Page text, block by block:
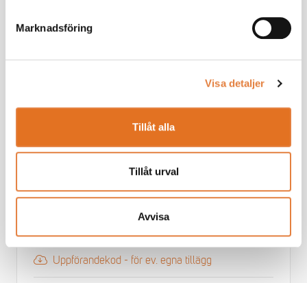
Marknadsföring
Visa detaljer
Tillåt alla
Tillåt urval
Avvisa
Avtal - Efterlevnad av Uppförandekod
Europeiska krav - egen verksamhet
Miljöaspekter och miljömål
Uppförandekod - för ev. egna tillägg